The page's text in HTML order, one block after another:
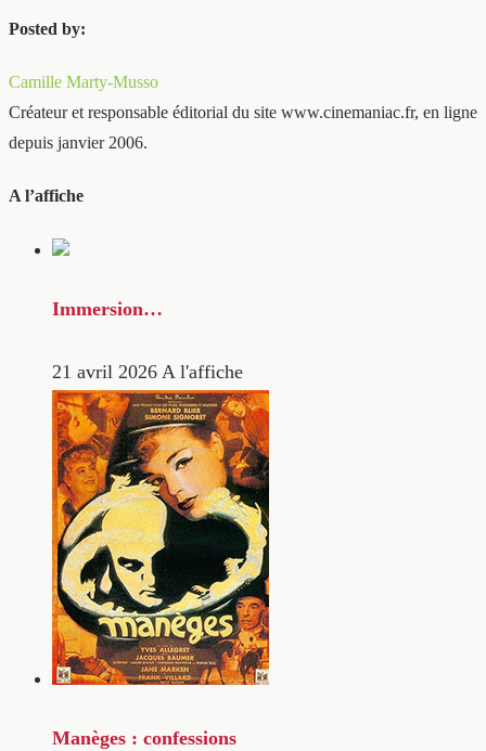
Posted by:
Camille Marty-Musso
Créateur et responsable éditorial du site www.cinemaniac.fr, en ligne
depuis janvier 2006.
A l’affiche
Immersion…
21 avril 2026 A l'affiche
Manèges : confessions